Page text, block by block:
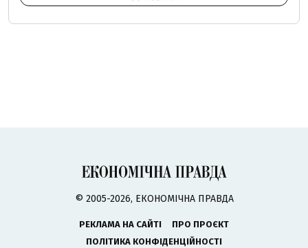
© 2005-2026, ЕКОНОМІЧНА ПРАВДА
РЕКЛАМА НА САЙТІ
ПРО ПРОЄКТ
ПОЛІТИКА КОНФІДЕНЦІЙНОСТІ